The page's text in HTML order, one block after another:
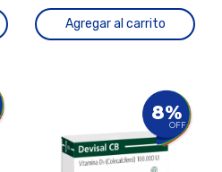
Agregar al carrito
8%
OFF